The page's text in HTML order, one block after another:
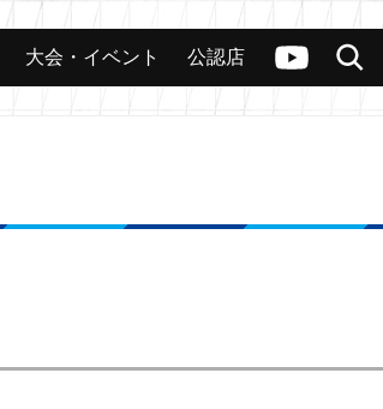
ヴァンガードch
検索
大会 公認店舗 その他
大会・イベント 公認店